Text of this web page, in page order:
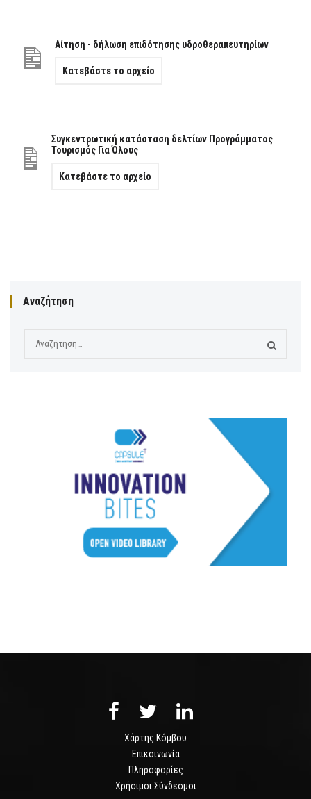
Αίτηση - δήλωση επιδότησης υδροθεραπευτηρίων
Κατεβάστε το αρχείο
Συγκεντρωτική κατάσταση δελτίων Προγράμματος
Τουρισμός Για Όλους
Κατεβάστε το αρχείο
Αναζήτηση
Χάρτης Κόμβου
Επικοινωνία
Πληροφορίες
Χρήσιμοι Σύνδεσμοι